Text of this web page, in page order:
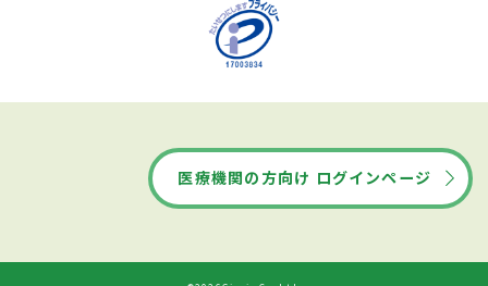
医療機関の方向け ログインページ